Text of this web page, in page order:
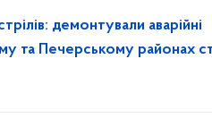
демонтували аварійні
та Печерському районах